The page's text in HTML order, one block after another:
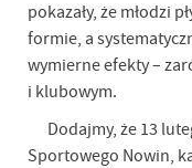
pokazały, że młodzi
formie, a
wymierne efekty –
i klubowym.
Dodajmy, że 13
Sportowego Nowin,